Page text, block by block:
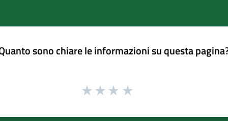
sono chiare le informazioni su questa